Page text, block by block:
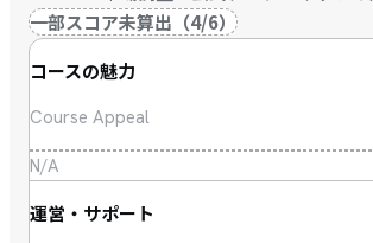
一部スコア未算出 （4/6）
コースの魅力
Course Appeal
N/A
運営・サポート